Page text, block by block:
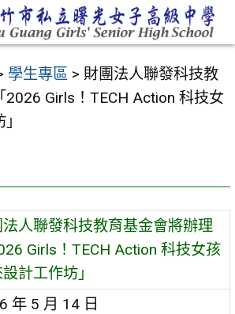
學生專區 > 財團法人聯發科技教
2026 Girls！TECH Action 科技女
法人聯發科技教育基金會將辦理
Girls！TECH Action 科技女孩
計工作坊」
年 5 月 14 日